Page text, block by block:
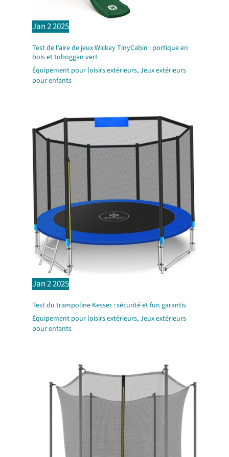
Jan22025
Test de l’aire de jeux Wickey TinyCabin : portique en
bois et toboggan vert
Équipement pour loisirs extérieurs,Jeux extérieurs
pour enfants
Jan22025
Test du trampoline Kesser : sécurité et fun garantis
Équipement pour loisirs extérieurs,Jeux extérieurs
pour enfants